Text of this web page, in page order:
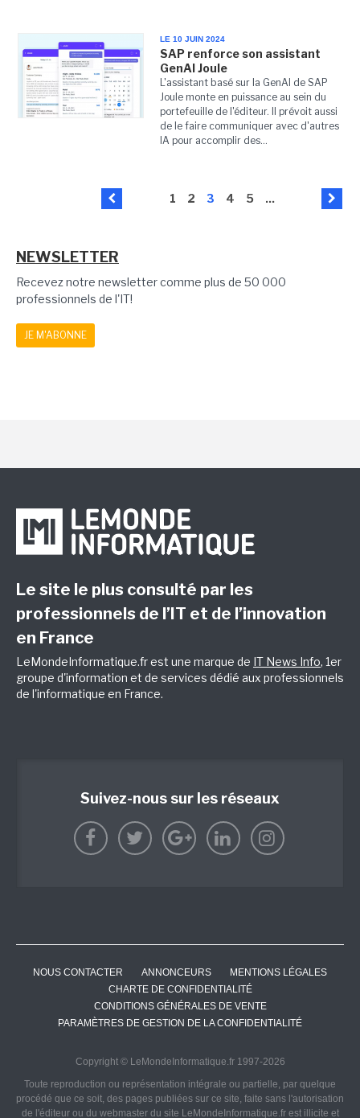
LE 10 JUIN 2024
SAP renforce son assistant
GenAI Joule
L'assistant basé sur la GenAI de SAP
Joule monte en puissance au sein du
portefeuille de l'éditeur. Il prévoit aussi
de le faire communiquer avec d'autres
IA pour accomplir des...
1 2 3 4 5 ...
NEWSLETTER
Recevez notre newsletter comme plus de 50 000
professionnels de l'IT!
JE M'ABONNE
Le site le plus consulté par les
professionnels de l’IT et de l’innovation
en France
LeMondeInformatique.fr est une marque de IT News Info, 1er
groupe d'information et de services dédié aux professionnels
de l'informatique en France.
Suivez-nous sur les réseaux
NOUS CONTACTER ANNONCEURS
MENTIONS LÉGALES
CHARTE DE CONFIDENTIALITÉ
CONDITIONS GÉNÉRALES DE VENTE
PARAMÈTRES DE GESTION DE LA CONFIDENTIALITÉ
Copyright © LeMondeInformatique.fr 1997-2026
Toute reproduction ou représentation intégrale ou partielle, par quelque
procédé que ce soit, des pages publiées sur ce site, faite sans l'autorisation
de l'éditeur ou du webmaster du site LeMondeInformatique.fr est illicite et